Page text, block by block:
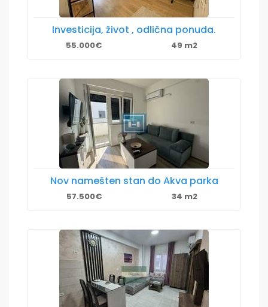
Investicija, život , odlična ponuda.
55.000€ 49 m2
Nov namešten stan do Akva parka
57.500€ 34 m2